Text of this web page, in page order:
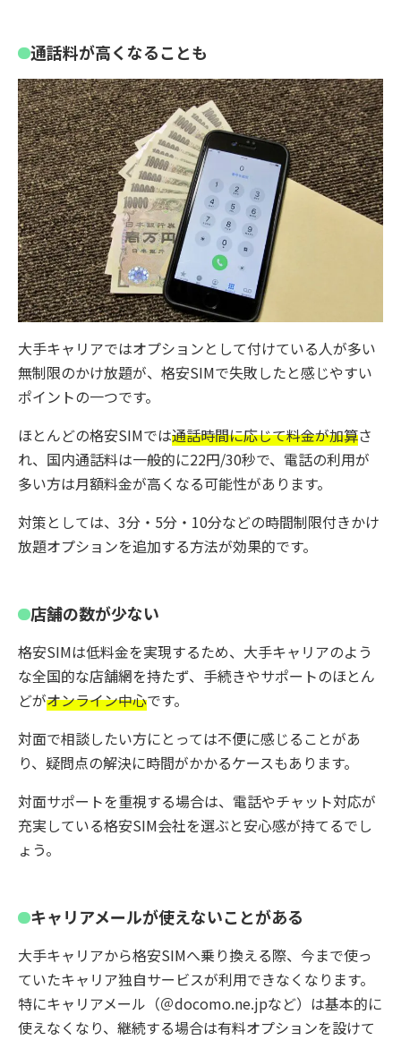
通話料が高くなることも
大手キャリアではオプションとして付けている人が多い
無制限のかけ放題が、格安SIMで失敗したと感じやすい
ポイントの一つです。
ほとんどの格安SIMでは通話時間に応じて料金が加算さ
れ、国内通話料は一般的に22円/30秒で、電話の利用が
多い方は月額料金が高くなる可能性があります。
対策としては、3分・5分・10分などの時間制限付きかけ
放題オプションを追加する方法が効果的です。
店舗の数が少ない
格安SIMは低料金を実現するため、大手キャリアのよう
な全国的な店舗網を持たず、手続きやサポートのほとん
どがオンライン中心です。
対面で相談したい方にとっては不便に感じることがあ
り、疑問点の解決に時間がかかるケースもあります。
対面サポートを重視する場合は、電話やチャット対応が
充実している格安SIM会社を選ぶと安心感が持てるでし
ょう。
キャリアメールが使えないことがある
大手キャリアから格安SIMへ乗り換える際、今まで使っ
ていたキャリア独自サービスが利用できなくなります。
特にキャリアメール（＠docomo.ne.jpなど）は基本的に
使えなくなり、継続する場合は有料オプションを設けて